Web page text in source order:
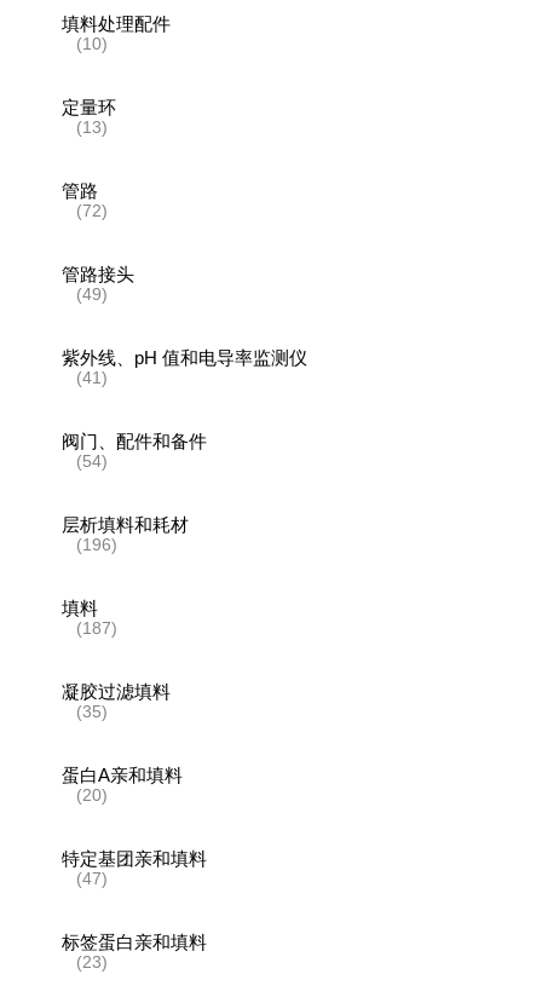
填料处理配件
(10)
定量环
(13)
管路
(72)
管路接头
(49)
紫外线、pH 值和电导率监测仪
(41)
阀门、配件和备件
(54)
层析填料和耗材
(196)
填料
(187)
凝胶过滤填料
(35)
蛋白A亲和填料
(20)
特定基团亲和填料
(47)
标签蛋白亲和填料
(23)